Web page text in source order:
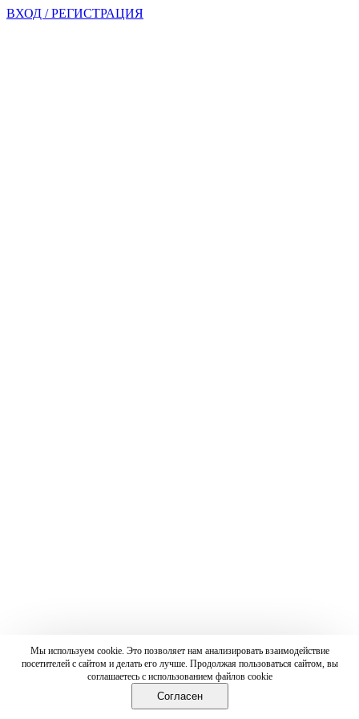
ВХОД / РЕГИСТРАЦИЯ
Мы используем cookie. Это позволяет нам анализировать взаимодействие
посетителей с сайтом и делать его лучше. Продолжая пользоваться сайтом, вы
соглашаетесь с использованием файлов cookie
Согласен